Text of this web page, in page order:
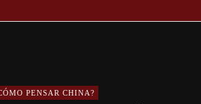
PENSAR CHINA?